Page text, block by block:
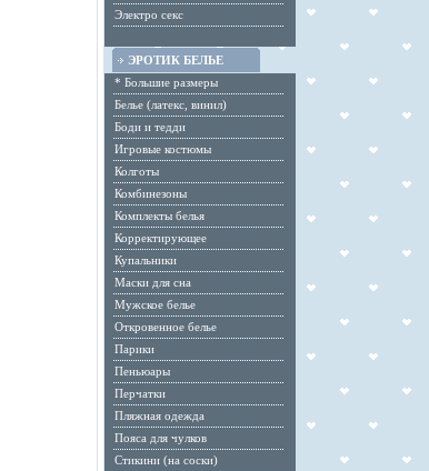
Электро секс
ЭРОТИК БЕЛЬЕ
* Большие размеры
Белье (латекс, винил)
Боди и тедди
Игровые костюмы
Колготы
Комбинезоны
Комплекты белья
Корректирующее
Купальники
Маски для сна
Мужское белье
Откровенное белье
Парики
Пеньюары
Перчатки
Пляжная одежда
Пояса для чулков
Стикини (на соски)